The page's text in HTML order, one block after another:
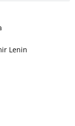
Lenin